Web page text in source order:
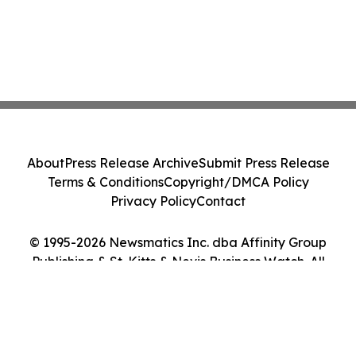
© 1995-2026 Newsmatics Inc. dba Affinity Group
Publishing & St. Kitts & Nevis Business Watch. All
AboutPress Release ArchiveSubmit Press Release
Terms & ConditionsCopyright/DMCA Policy
Privacy PolicyContact